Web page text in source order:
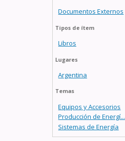
Documentos Externos
Tipos de ítem
Libros
Lugares
Argentina
Temas
Equipos y Accesorios
Producción de Energí...
Sistemas de Energía